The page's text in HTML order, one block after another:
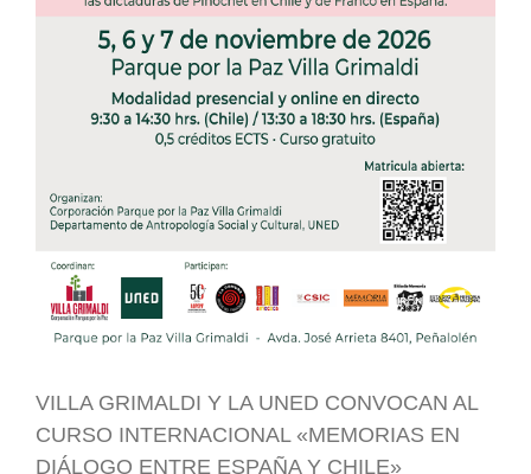
VILLA GRIMALDI Y LA UNED CONVOCAN AL
CURSO INTERNACIONAL «MEMORIAS EN
DIÁLOGO ENTRE ESPAÑA Y CHILE»